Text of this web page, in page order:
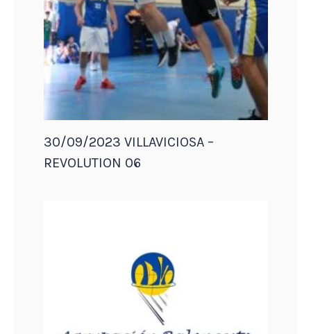
30/09/2023 VILLAVICIOSA –
REVOLUTION 06